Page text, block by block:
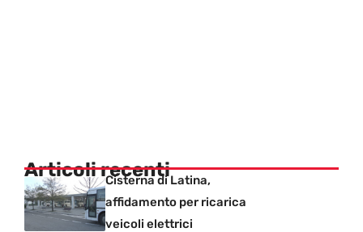
Articoli recenti
Cisterna di Latina,
affidamento per ricarica
veicoli elettrici